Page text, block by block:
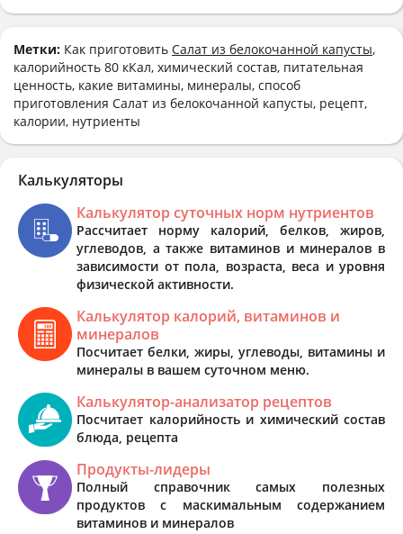
Метки: Как приготовить Салат из белокочанной капусты,
калорийность 80 кКал, химический состав, питательная
ценность, какие витамины, минералы, способ
приготовления Салат из белокочанной капусты, рецепт,
калории, нутриенты
Калькуляторы
Калькулятор суточных норм нутриентов
Рассчитает норму калорий, белков, жиров,
углеводов, а также витаминов и минералов в
зависимости от пола, возраста, веса и уровня
физической активности.
Калькулятор калорий, витаминов и
минералов
Посчитает белки, жиры, углеводы, витамины и
минералы в вашем суточном меню.
Калькулятор-анализатор рецептов
Посчитает калорийность и химический состав
блюда, рецепта
Продукты-лидеры
Полный справочник самых полезных
продуктов с маскимальным содержанием
витаминов и минералов